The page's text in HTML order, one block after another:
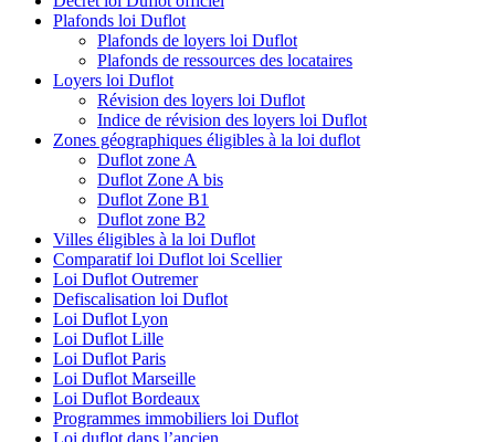
Plafonds loi Duflot
Plafonds de loyers loi Duflot
Plafonds de ressources des locataires
Loyers loi Duflot
Révision des loyers loi Duflot
Indice de révision des loyers loi Duflot
Zones géographiques éligibles à la loi duflot
Duflot zone A
Duflot Zone A bis
Duflot Zone B1
Duflot zone B2
Villes éligibles à la loi Duflot
Comparatif loi Duflot loi Scellier
Loi Duflot Outremer
Defiscalisation loi Duflot
Loi Duflot Lyon
Loi Duflot Lille
Loi Duflot Paris
Loi Duflot Marseille
Loi Duflot Bordeaux
Programmes immobiliers loi Duflot
Loi duflot dans l’ancien